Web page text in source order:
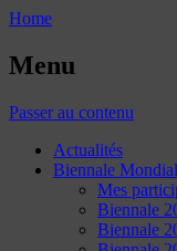
Home
Menu
Passer au contenu
Actualités
Biennale
Mes
Biennale
Biennale